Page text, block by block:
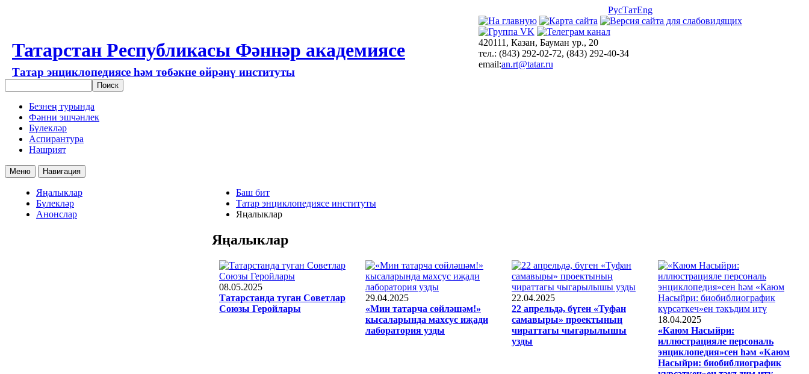
РусТатEng
Татарстан Республикасы Фәннәр академиясе
Татар энциклопедиясе һәм төбәкне өйрәнү институты
420111, Казан, Бауман ур., 20
тел.: (843) 292-02-72, (843) 292-40-34
email:an.rt@tatar.ru
Безнең турында
Фәнни эшчәнлек
Бүлекләр
Аспирантура
Нәшрият
Меню Навигация
Яңалыклар
Бүлекләр
Анонслар
Баш бит
Татар энциклопедиясе институты
Яңалыклар
Яңалыклар
08.05.2025
Татарстанда туган Советлар
Союзы Геройлары
29.04.2025
«Мин татарча сөйләшәм!»
кысаларында махсус иҗади
лаборатория узды
22.04.2025
22 апрельдә, бүген «Туфан
самавыры» проектының
чираттагы чыгарылышы
узды
18.04.2025
«Каюм Насыйри:
иллюстрацияле персональ
энциклопедия»сен һәм «Каюм
Насыйри: биобиблиографик